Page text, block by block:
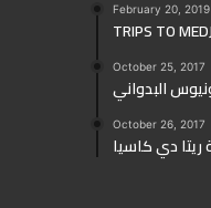
February 20, 2019
TRIPS TO
October 25, 2017
البدواني
October 26, 2017
دي كاسيا